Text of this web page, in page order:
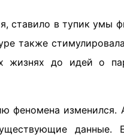
ставило в тупик умы
также
жизнях до идей о
феномена изменился.
данные.